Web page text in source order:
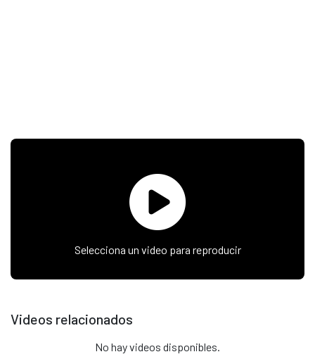
Selecciona un video para reproducir
Videos relacionados
No hay videos disponibles.